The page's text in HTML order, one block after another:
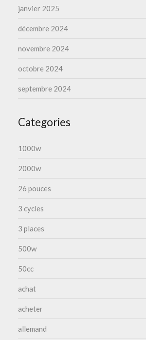
janvier 2025
décembre 2024
novembre 2024
octobre 2024
septembre 2024
Categories
1000w
2000w
26 pouces
3 cycles
3 places
500w
50cc
achat
acheter
allemand